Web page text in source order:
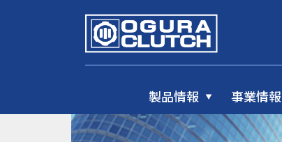
製品情報 事業情報